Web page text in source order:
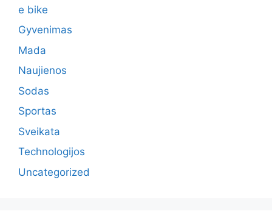
e bike
Gyvenimas
Mada
Naujienos
Sodas
Sportas
Sveikata
Technologijos
Uncategorized